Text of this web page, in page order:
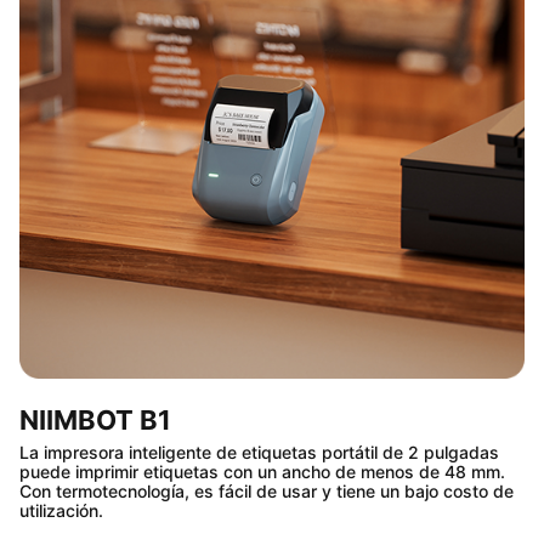
NIIMBOT B1
La impresora inteligente de etiquetas portátil de 2 pulgadas
puede imprimir etiquetas con un ancho de menos de 48 mm.
Con termotecnología, es fácil de usar y tiene un bajo costo de
utilización.​